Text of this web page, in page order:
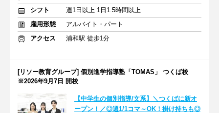
シフト
週1日以上 1日1.5時間以上
雇用形態
アルバイト・パート
アクセス
浦和駅 徒歩1分
[リソー教育グループ] 個別進学指導塾「TOMAS」 つくば校
※2026年9月7日 開校
【中学生の個別指導/文系】＼つくばに新オ
ープン！／◎週1/1コマ～OK！掛け持ちも◎